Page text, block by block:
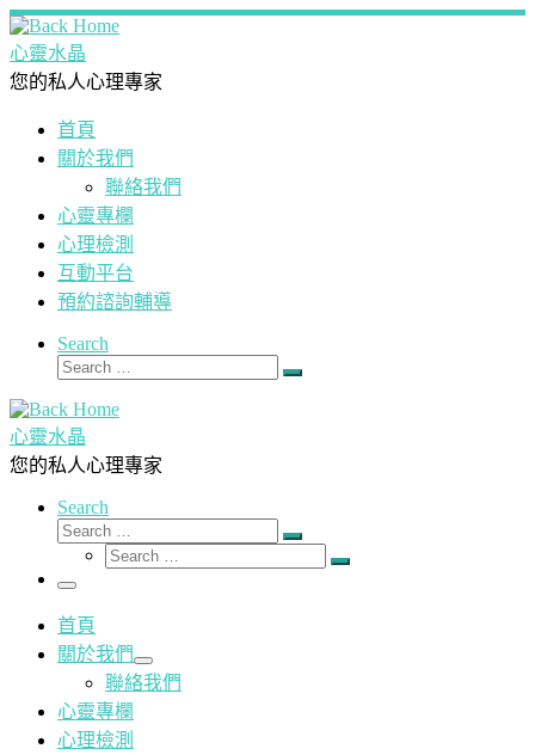
Skip
to
content
心靈水晶
您的私人心理專家
首頁
關於我們
聯絡我們
心靈專欄
心理檢測
互動平台
預約諮詢輔導
Search
Search
Search
心靈水晶
您的私人心理專家
Search
Search
Search
Search
Search
Menu
首頁
關於我們
聯絡我們
心靈專欄
心理檢測